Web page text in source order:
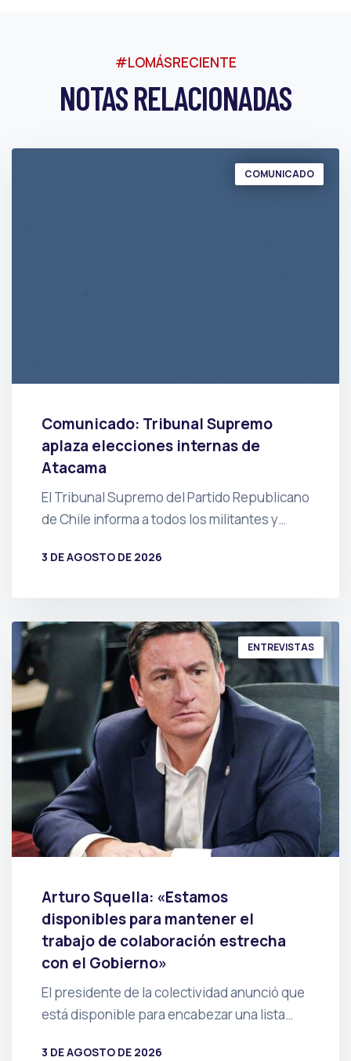
#LOMÁSRECIENTE
NOTAS RELACIONADAS
COMUNICADO
Comunicado: Tribunal Supremo
aplaza elecciones internas de
Atacama
El Tribunal Supremo del Partido Republicano
de Chile informa a todos los militantes y…
3 DE AGOSTO DE 2026
ENTREVISTAS
Arturo Squella: «Estamos
disponibles para mantener el
trabajo de colaboración estrecha
con el Gobierno»
El presidente de la colectividad anunció que
está disponible para encabezar una lista…
3 DE AGOSTO DE 2026